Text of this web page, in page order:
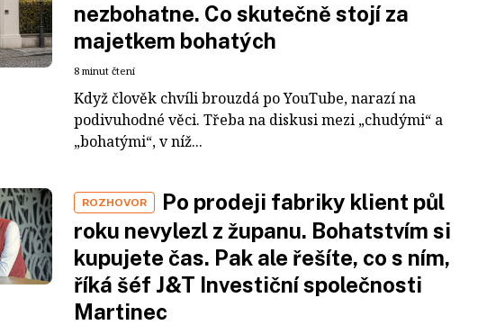
nezbohatne. Co skutečně stojí za
majetkem bohatých
8 minut čtení
Když člověk chvíli brouzdá po YouTube, narazí na
podivuhodné věci. Třeba na diskusi mezi „chudými“ a
„bohatými“, v níž...
ROZHOVOR
Po prodeji fabriky klient půl
roku nevylezl z županu. Bohatstvím si
kupujete čas. Pak ale řešíte, co s ním,
říká šéf J&T Investiční společnosti
Martinec